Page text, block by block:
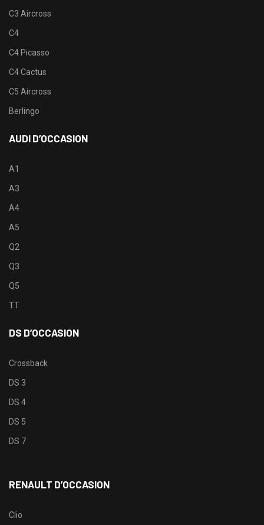
C3 Aircross
C4
C4 Picasso
C4 Cactus
C5 Aircross
Berlingo
AUDI D’OCCASION
A1
A3
A4
A5
Q2
Q3
Q5
TT
DS D’OCCASION
Crossback
DS 3
DS 4
DS 5
DS 7
RENAULT D’OCCASION
Clio